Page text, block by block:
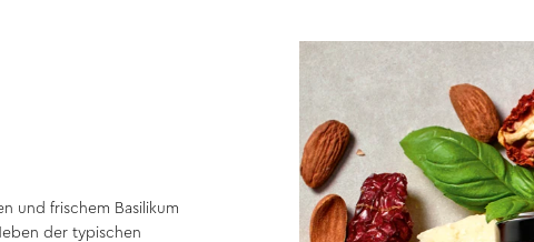
und frischem Basilikum
der typischen